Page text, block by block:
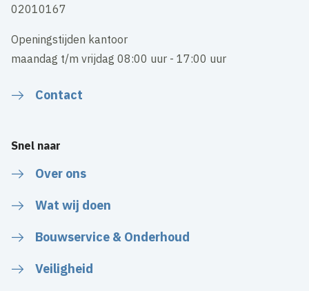
02010167
Openingstijden kantoor
maandag t/m vrijdag 08:00 uur - 17:00 uur
Contact
Snel naar
Over ons
Wat wij doen
Bouwservice & Onderhoud
Veiligheid